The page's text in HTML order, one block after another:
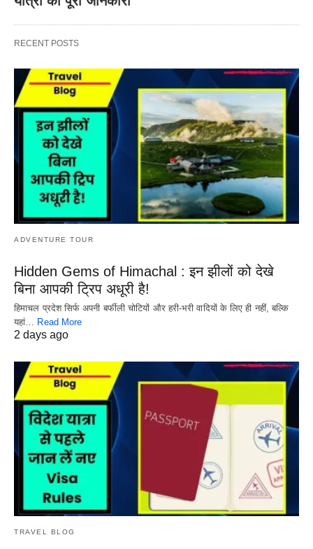
RECENT POSTS
ADVENTURE TOUR
Hidden Gems of Himachal : इन झीलों को देखे
बिना आपकी ट्रिप अधूरी है!
हिमाचल प्रदेश सिर्फ अपनी बर्फीली चोटियों और हरी-भरी वादियों के लिए ही नहीं, बल्कि
यहां…
Read More
2 days ago
TRAVEL BLOG